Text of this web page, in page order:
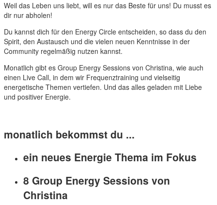
Weil das Leben uns liebt, will es nur das Beste für uns! Du musst es
dir nur abholen!
Du kannst dich für den Energy Circle entscheiden, so dass du den
Spirit, den Austausch und die vielen neuen Kenntnisse in der
Community regelmäßig nutzen kannst.
Monatlich gibt es Group Energy Sessions von Christina, wie auch
einen Live Call, in dem wir Frequenztraining und vielseitig
energetische Themen vertiefen. Und das alles geladen mit Liebe
und positiver Energie.
monatlich bekommst du ...
ein neues Energie Thema im Fokus
8 Group Energy Sessions von
Christina